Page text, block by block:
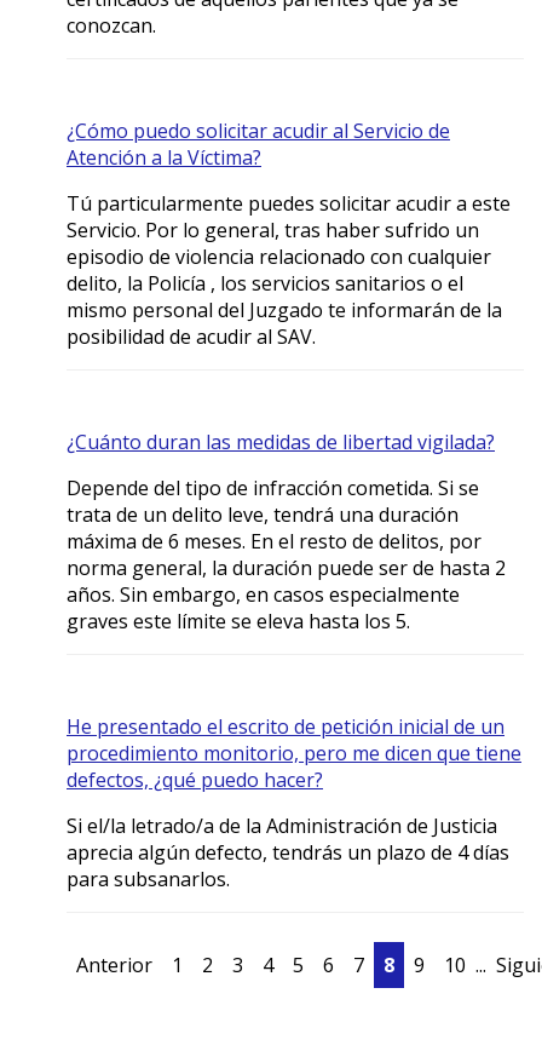
conozcan.
¿Cómo puedo solicitar acudir al Servicio de
Atención a la Víctima?
Tú particularmente puedes solicitar acudir a este
Servicio. Por lo general, tras haber sufrido un
episodio de violencia relacionado con cualquier
delito, la Policía , los servicios sanitarios o el
mismo personal del Juzgado te informarán de la
posibilidad de acudir al SAV.
¿Cuánto duran las medidas de libertad vigilada?
Depende del tipo de infracción cometida. Si se
trata de un delito leve, tendrá una duración
máxima de 6 meses. En el resto de delitos, por
norma general, la duración puede ser de hasta 2
años. Sin embargo, en casos especialmente
graves este límite se eleva hasta los 5.
He presentado el escrito de petición inicial de un
procedimiento monitorio, pero me dicen que tiene
defectos, ¿qué puedo hacer?
Si el/la letrado/a de la Administración de Justicia
aprecia algún defecto, tendrás un plazo de 4 días
para subsanarlos.
Anterior 1 2 3 4 5 6 7 8 9 10 ...